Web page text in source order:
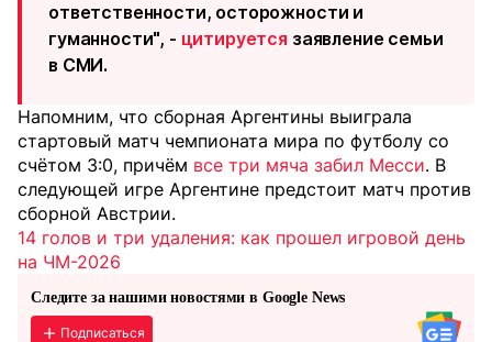
ответственности, осторожности и
гуманности", - цитируется заявление семьи
в СМИ.
Напомним, что сборная Аргентины выиграла
стартовый матч чемпионата мира по футболу со
счётом 3:0, причём все три мяча забил Месси. В
следующей игре Аргентине предстоит матч против
сборной Австрии.
14 голов и три удаления: как прошел игровой день
на ЧМ-2026
Следите за нашими новостями в Google News
Подписаться